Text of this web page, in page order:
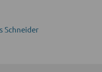
Schneider